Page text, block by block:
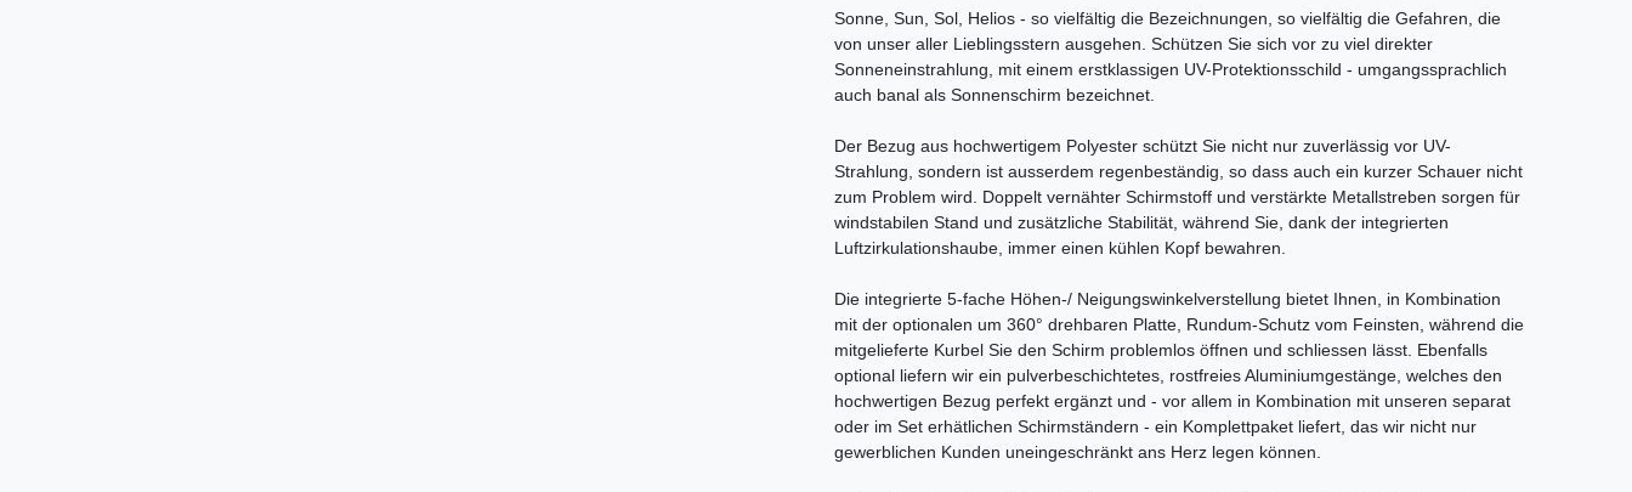
Sonne, Sun, Sol, Helios - so vielfältig die Bezeichnungen, so vielfältig die Gefahren, die
von unser aller Lieblingsstern ausgehen. Schützen Sie sich vor zu viel direkter
Sonneneinstrahlung, mit einem erstklassigen UV-Protektionsschild - umgangssprachlich
auch banal als Sonnenschirm bezeichnet.
Der Bezug aus hochwertigem Polyester schützt Sie nicht nur zuverlässig vor UV-
Strahlung, sondern ist ausserdem regenbeständig, so dass auch ein kurzer Schauer nicht
zum Problem wird. Doppelt vernähter Schirmstoff und verstärkte Metallstreben sorgen für
windstabilen Stand und zusätzliche Stabilität, während Sie, dank der integrierten
Luftzirkulationshaube, immer einen kühlen Kopf bewahren.
Die integrierte 5-fache Höhen-/ Neigungswinkelverstellung bietet Ihnen, in Kombination
mit der optionalen um 360° drehbaren Platte, Rundum-Schutz vom Feinsten, während die
mitgelieferte Kurbel Sie den Schirm problemlos öffnen und schliessen lässt. Ebenfalls
optional liefern wir ein pulverbeschichtetes, rostfreies Aluminiumgestänge, welches den
hochwertigen Bezug perfekt ergänzt und - vor allem in Kombination mit unseren separat
oder im Set erhätlichen Schirmständern - ein Komplettpaket liefert, das wir nicht nur
gewerblichen Kunden uneingeschränkt ans Herz legen können.